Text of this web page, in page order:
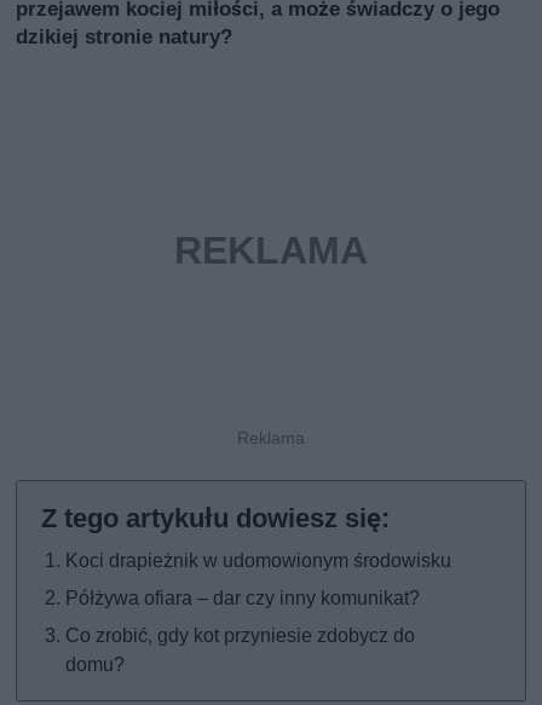
przejawem kociej miłości, a może świadczy o jego
dzikiej stronie natury?
Koci drapieżnik w udomowionym środowisku
Półżywa ofiara – dar czy inny komunikat?
Co zrobić, gdy kot przyniesie zdobycz do
domu?